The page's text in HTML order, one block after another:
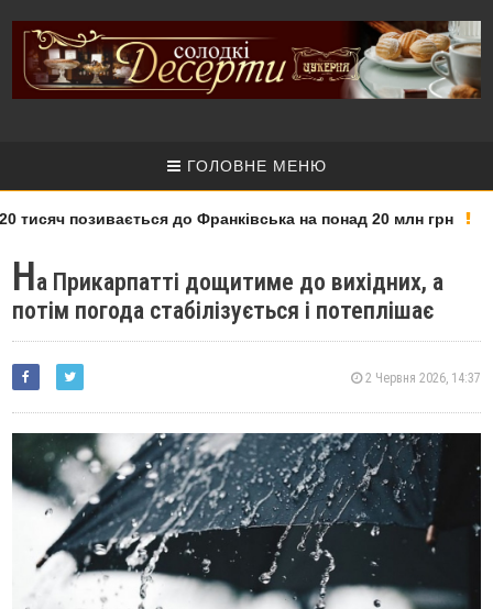
ГОЛОВНЕ МЕНЮ
позивається до Франківська на понад 20 млн грн
На Прикарпатті дощитиме до вихідних, а
потім погода стабілізується і потеплішає
2 Червня 2026, 14:37